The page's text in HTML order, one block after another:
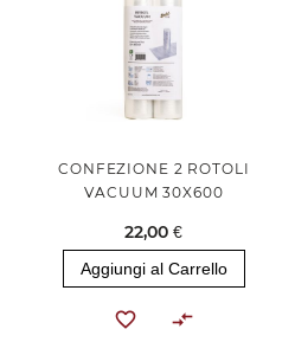
CONFEZIONE 2 ROTOLI
VACUUM 30X600
22,00 €
Aggiungi al Carrello